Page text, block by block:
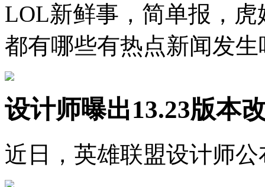
LOL新鲜事，简单报，
都有哪些有热点新闻发生
设计师曝出13.23版本
近日，英雄联盟设计师